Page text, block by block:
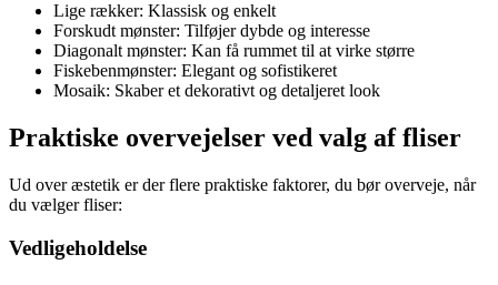
Lige rækker: Klassisk og enkelt
Forskudt mønster: Tilføjer dybde og interesse
Diagonalt mønster: Kan få rummet til at virke større
Fiskebenmønster: Elegant og sofistikeret
Mosaik: Skaber et dekorativt og detaljeret look
Praktiske overvejelser ved valg af fliser
Ud over æstetik er der flere praktiske faktorer, du bør overveje, når
du vælger fliser:
Vedligeholdelse